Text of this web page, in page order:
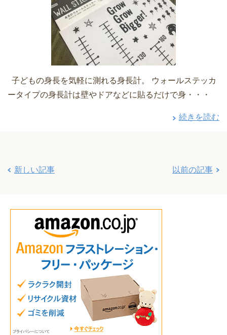
子どもの身長を気軽に測れる身長計。 ウォールステッカ
ータイプの身長計は壁やドアなどに貼るだけで身・・・
続きを読む
以前の記事
新しい記事